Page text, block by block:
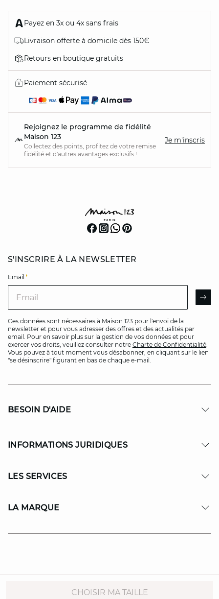
CHOISIR MA TAILLE
Payez en 3x ou 4x sans frais
Livraison offerte à domicile dès 150€
Retours en boutique gratuits
Paiement sécurisé
Rejoignez le programme de fidélité
Maison 123
Collectez des points, profitez de votre remise
fidélité et d'autres avantages exclusifs !
Je m'inscris
S'INSCRIRE À LA NEWSLETTER
Email *
Ces données sont nécessaires à Maison 123 pour l'envoi de la
newsletter et pour vous adresser des offres et des actualités par
email. Pour en savoir plus sur la gestion de vos données et pour
exercer vos droits, veuillez consulter notre Charte de Confidentialité.
Vous pouvez à tout moment vous désabonner, en cliquant sur le lien
"se désinscrire" figurant en bas de chaque e-mail.
BESOIN D'AIDE
INFORMATIONS JURIDIQUES
LES SERVICES
LA MARQUE